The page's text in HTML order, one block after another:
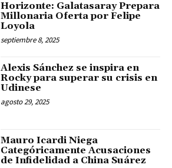
Horizonte: Galatasaray Prepara
Millonaria Oferta por Felipe
Loyola
septiembre 8, 2025
Alexis Sánchez se inspira en
Rocky para superar su crisis en
Udinese
agosto 29, 2025
Mauro Icardi Niega
Categóricamente Acusaciones
de Infidelidad a China Suárez